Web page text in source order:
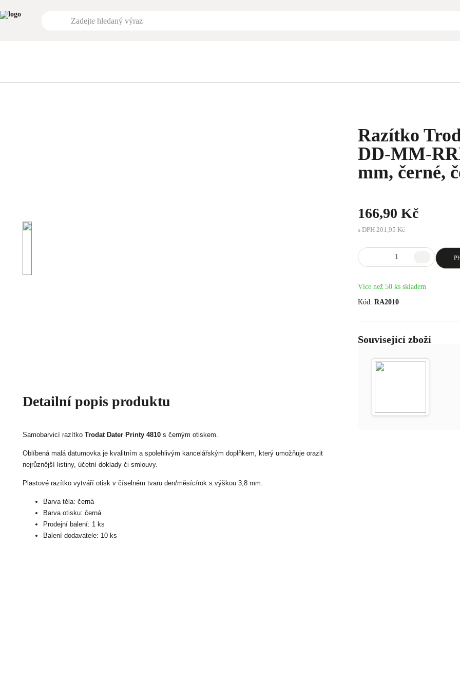
Detailní popis produktu
Samobarvicí razítko Trodat Dater Printy 4810 s černým otiskem.
Oblíbená malá datumovka je kvalitním a spolehlivým kancelářským doplňkem, který umožňuje orazit
nejrůznější listiny, účetní doklady či smlouvy.
Plastové razítko vytváří otisk v číselném tvaru den/měsíc/rok s výškou 3,8 mm.
Barva těla: černá
Barva otisku: černá
Prodejní balení: 1 ks
Balení dodavatele: 10 ks
Razítko
DD-MM-
mm, černé,
166,90 Kč
s DPH 201,95 Kč
Více než 50 ks skladem
Kód: RA2010
Související zboží